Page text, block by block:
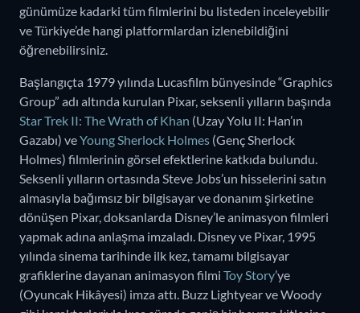
günümüze kadarki tüm filmlerini bu listeden inceleyebilir
ve Türkiye’de hangi platformlardan izlenebildiğini
öğrenebilirsiniz.
Başlangıçta 1979 yılında Lucasfilm bünyesinde “Graphics
Group” adı altında kurulan Pixar, seksenli yılların başında
Star Trek II: The Wrath of Khan (Uzay Yolu II: Han’ın
Gazabı) veYoung Sherlock Holmes (Genç Sherlock
Holmes) filmlerinin görsel efektlerine katkıda bulundu.
Seksenli yılların ortasında Steve Jobs’un hisselerini satın
almasıyla bağımsız bir bilgisayar ve donanım şirketine
dönüşen Pixar, doksanlarda Disney’le animasyon filmleri
yapmak adına anlaşma imzaladı. Disney ve Pixar, 1995
yılında sinema tarihinde ilk kez, tamamı bilgisayar
grafiklerine dayanan animasyon filmi Toy Story’ye
(Oyuncak Hikâyesi) imza attı. Buzz Lightyear ve Woody